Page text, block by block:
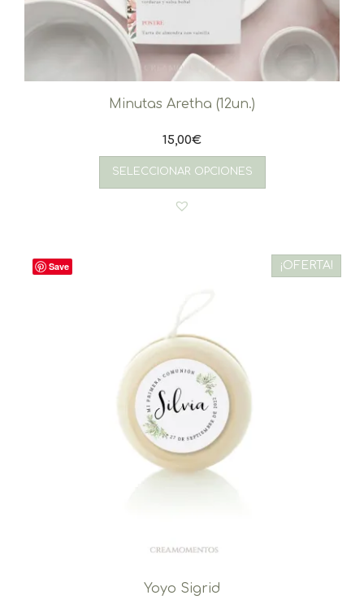
Minutas Aretha (12un.)
15,00€
SELECCIONAR OPCIONES
Save ¡OFERTA!
Yoyo Sigrid